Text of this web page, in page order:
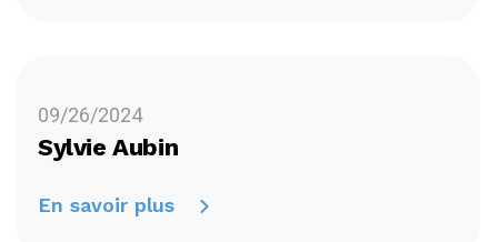
09/26/2024
Sylvie Aubin
En savoir plus